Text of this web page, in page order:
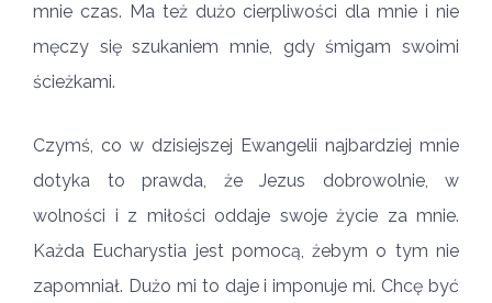
mnie czas. Ma też dużo cierpliwości dla mnie i nie
męczy się szukaniem mnie, gdy śmigam swoimi
ścieżkami.
Czymś, co w dzisiejszej Ewangelii najbardziej mnie
dotyka to prawda, że Jezus dobrowolnie, w
wolności i z miłości oddaje swoje życie za mnie.
Każda Eucharystia jest pomocą, żebym o tym nie
zapomniał. Dużo mi to daje i imponuje mi. Chcę być